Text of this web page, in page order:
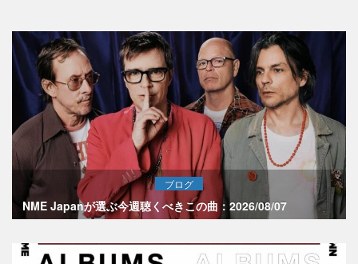
ブログ
NME Japanが選ぶ今週聴くべきこの曲：2026/08/07